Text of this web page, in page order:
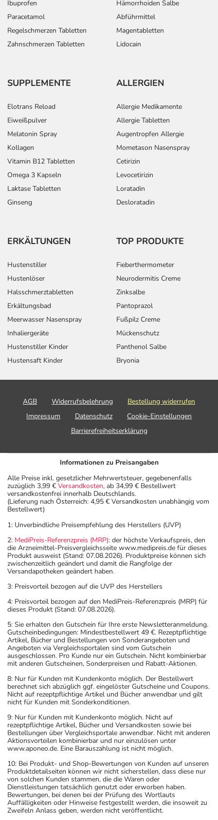
Ibuprofen
Paracetamol
Regelschmerzen Tabletten
Zahnschmerzen Tabletten
Hämorrhoiden Salbe
Abführmittel
Magentabletten
Lidocain
SUPPLEMENTE
Elotrans Reload
Eiweißpulver
Melatonin Spray
Kollagen
Vitamin B12 Tabletten
Omega 3 Kapseln
Laktase Tabletten
Ginseng
ALLERGIEN
Allergie Medikamente
Allergie Tabletten
Augentropfen Allergie
Mometason Nasenspray
Cetirizin
Levocetirizin
Loratadin
Desloratadin
ERKÄLTUNGEN
Hustenstiller
Hustenlöser
Halsschmerztabletten
Erkältungsbad
Meerwasser Nasenspray
Inhaliergeräte
Hustenstiller Kinder
Hustensaft Kinder
TOP PRODUKTE
Fieberthermometer
Neurodermitis Creme
Zinksalbe
Pantoprazol
Fußpilz Creme
Mückenschutz
Panthenol Salbe
Bryonia
AGB Widerrufsbelehrung
Bestellung widerrufen
Impressum
Datenschutz
Cookie-Einstellungen
Barrierefreiheitserklärung
Informationen zu Preisangaben
Alle Preise inkl. gesetzlicher Mehrwertsteuer, gegebenenfalls
zuzüglich 3,99 € Versandkosten, ab 34,99 € Bestellwert
versandkostenfrei innerhalb Deutschlands.
(Lieferung nach Österreich: 4,95 € Versandkosten unabhängig vom
Bestellwert)
1: Unverbindliche Preisempfehlung des Herstellers (UVP)
2: MediPreis-Referenzpreis (MRP): der höchste Verkaufspreis, den
die Arzneimittel-Preisvergleichsseite www.medipreis.de für dieses
Produkt ausweist (Stand: 07.08.2026). Produktpreise können sich
zwischenzeitlich geändert und damit die Rangfolge der
Versandapotheken geändert haben.
3: Preisvorteil bezogen auf die UVP des Herstellers
4: Preisvorteil bezogen auf den MediPreis-Referenzpreis (MRP) für
dieses Produkt (Stand: 07.08.2026).
5: Sie erhalten den Gutschein für Ihre erste Newsletteranmeldung.
Gutscheinbedingungen: Mindestbestellwert 49 €. Rezeptpflichtige
Artikel, Bücher und Bestellungen von Sonderangeboten und
Angeboten via Vergleichsportalen sind vom Gutschein
ausgeschlossen. Pro Kunde nur ein Gutschein. Nicht kombinierbar
mit anderen Gutscheinen, Sonderpreisen und Rabatt-Aktionen.
8: Nur für Kunden mit Kundenkonto möglich. Der Bestellwert
berechnet sich abzüglich ggf. eingelöster Gutscheine und Coupons.
Nicht auf rezeptpflichtige Artikel und Bücher anwendbar und gilt
nicht für Kunden mit Sonderkonditionen.
9: Nur für Kunden mit Kundenkonto möglich. Nicht auf
rezeptpflichtige Artikel, Bücher und Versandkosten sowie bei
Bestellungen über Vergleichsportale anwendbar. Nicht mit anderen
Aktionsvorteilen kombinierbar und nur einzulösen unter
www.aponeo.de. Eine Barauszahlung ist nicht möglich.
10: Bei Produkt- und Shop-Bewertungen von Kunden auf unseren
Produktdetailseiten können wir nicht sicherstellen, dass diese nur
von solchen Kunden stammen, die die Waren oder
Dienstleistungen tatsächlich genutzt oder erworben haben.
Bewertungen, bei denen bei der Prüfung des Wortlauts
Auffälligkeiten oder Hinweise festgestellt werden, die insoweit zu
Zweifeln Anlass geben, werden nicht veröffentlicht.